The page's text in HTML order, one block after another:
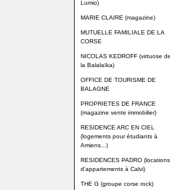
Lumio)
MARIE CLAIRE (magazine)
MUTUELLE FAMILIALE DE LA
CORSE
NICOLAS KEDROFF (virtuose
la Balalaïka)
OFFICE DE TOURISME DE
BALAGNE
PROPRIETES DE FRANCE
(magazine vente immobilier)
RESIDENCE ARC EN CIEL
(logements pour étudiants à
Amiens...)
RESIDENCES PADRO (locations
d'appartements à Calvi)
THE G (groupe corse rock)